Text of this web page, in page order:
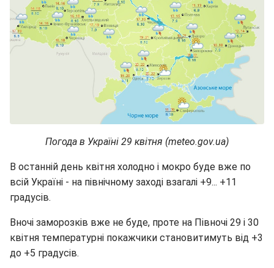
Погода в Україні 29 квітня (meteo.gov.ua)
В останній день квітня холодно і мокро буде вже по
всій Україні - на північному заході взагалі +9... +11
градусів.
Вночі заморозків вже не буде, проте на Півночі 29 і 30
квітня температурні покажчики становитимуть від +3
до +5 градусів.